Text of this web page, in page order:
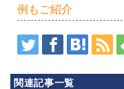
日
市
例もご紹介
関連記事一覧